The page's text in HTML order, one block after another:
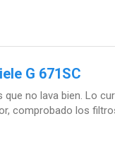
G 671SC
no lava bien. Lo
comprobado los